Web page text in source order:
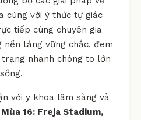
cùng với ý thức tự giác
tiếp cùng chuyên gia
nền tảng vững chắc, đem
nhanh chóng to lớn
với y khoa lâm sàng và
16: Freja Stadium,